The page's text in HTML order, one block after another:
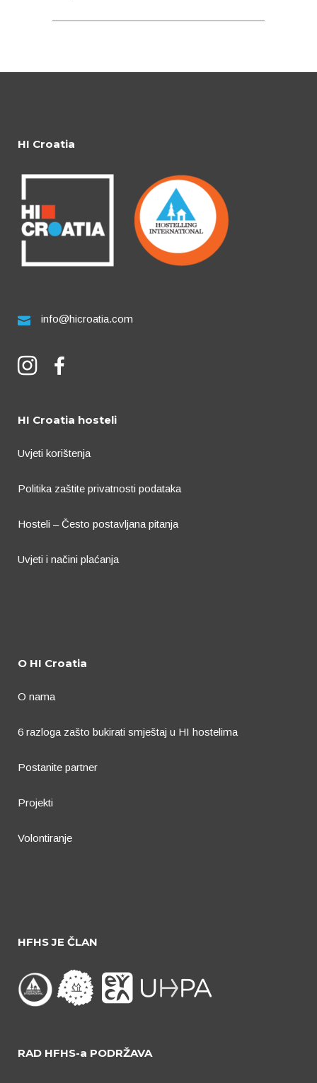
HI Croatia
info@hicroatia.com
HI Croatia hosteli
Uvjeti korištenja
Politika zaštite privatnosti podataka
Hosteli – Često postavljana pitanja
Uvjeti i načini plaćanja
O HI Croatia
O nama
6 razloga zašto bukirati smještaj u HI hostelima
Postanite partner
Projekti
Volontiranje
HFHS JE ČLAN
RAD HFHS-a PODRŽAVA